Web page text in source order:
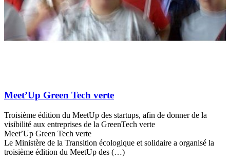
Meet’Up Green Tech verte
Troisième édition du MeetUp des startups, afin de donner de la
visibilité aux entreprises de la GreenTech verte
Meet’Up Green Tech verte
Le Ministère de la Transition écologique et solidaire a organisé la
troisième édition du MeetUp des (…)